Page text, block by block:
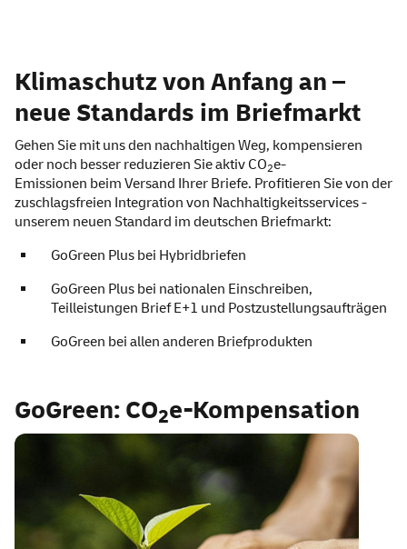
Nachhaltiger Briefversand
Klimaschutz von Anfang an –
neue Standards im Briefmarkt
Gehen Sie mit uns den nachhaltigen Weg, kompensieren
oder noch besser reduzieren Sie aktiv CO2e-
Emissionen beim Versand Ihrer Briefe. Profitieren Sie von der
zuschlagsfreien Integration von Nachhaltigkeitsservices -
unserem neuen Standard im deutschen Briefmarkt:
GoGreen Plus bei Hybridbriefen
GoGreen Plus bei nationalen Einschreiben,
Teilleistungen Brief E+1 und Postzustellungsaufträgen
GoGreen bei allen anderen Briefprodukten
GoGreen: CO2e-Kompensation